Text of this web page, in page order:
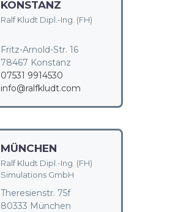
KONSTANZ
Ralf Kludt Dipl.-Ing. (FH)
Fritz-Arnold-Str. 16
78467 Konstanz
07531 9914530
info@ralfkludt.com
MÜNCHEN
Ralf Kludt Dipl.-Ing. (FH)
Simulations GmbH
Theresienstr. 75f
80333 München